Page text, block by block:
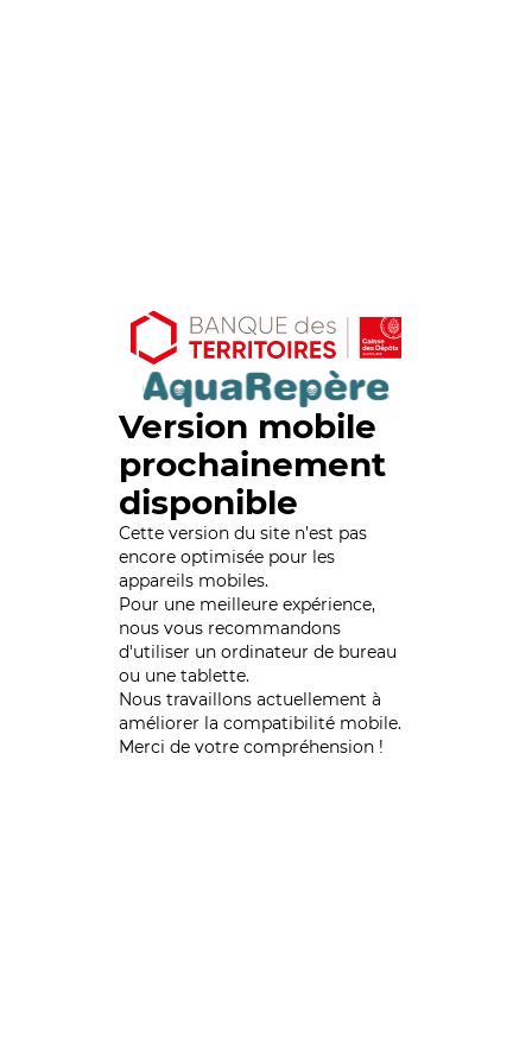
Version mobile
prochainement
disponible
Cette version du site n’est pas
encore optimisée pour les
appareils mobiles.
Pour une meilleure expérience,
nous vous recommandons
d'utiliser un ordinateur de bureau
ou une tablette.
Nous travaillons actuellement à
améliorer la compatibilité mobile.
Merci de votre compréhension !